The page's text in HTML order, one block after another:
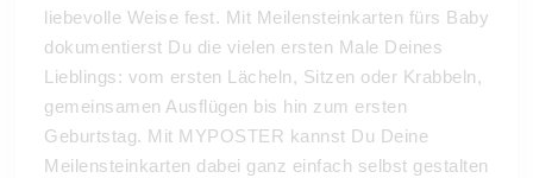
liebevolle Weise fest. Mit Meilensteinkarten fürs Baby
dokumentierst Du die vielen ersten Male Deines
Lieblings: vom ersten Lächeln, Sitzen oder Krabbeln,
gemeinsamen Ausflügen bis hin zum ersten
Geburtstag. Mit MYPOSTER kannst Du Deine
Meilensteinkarten dabei ganz einfach selbst gestalten